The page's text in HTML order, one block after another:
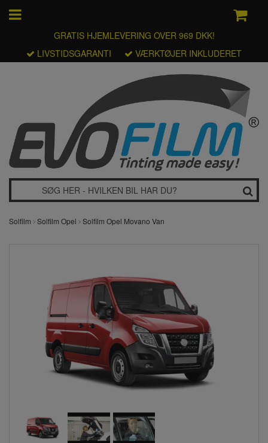
GRATIS HJEMLEVERING OVER 969 DKK!
LIVSTIDSGARANTI
VÆRKTØJER INKLUDERET
Solfilm Solfilm Opel Solfilm Opel Movano Van